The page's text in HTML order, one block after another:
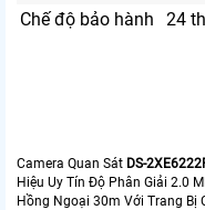
Chế độ bảo hành 24
Camera Quan Sát DS-
Hiệu Uy Tín Độ Phân Giải 2.0
Hồng Ngoại 30m Với Trang Bị